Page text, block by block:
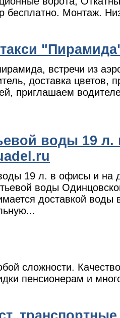
бесплатно. Монтаж.
встречи из
доставка цветов,
приглашаем
воды 19
19 л. в офисы и на
воды
доставкой
сложности.
пенсионерам и